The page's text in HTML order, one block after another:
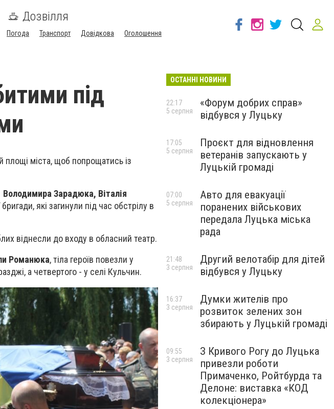
Дозвілля
Погода Транспорт Довідкова Оголошення
під
площі міста, щоб попрощатись із
Володимира Зарадюка, Віталія
які загинули під час обстрілу в
віднесли до входу в обласний театр.
Романюка, тіла героїв повезли у
а четвертого - у селі Кульчин.
ОСТАННІ НОВИНИ
«Форум добрих справ»
відбувся у Луцьку
22:17
5 серпня
Проєкт для відновлення
ветеранів запускають у
Луцькій громаді
17:05
5 серпня
Авто для евакуації
поранених військових
передала Луцька міська
рада
07:00
5 серпня
Другий велотабір для дітей
відбувся у Луцьку
21:48
3 серпня
Думки жителів про
розвиток зелених зон
збирають у Луцькій громаді
16:37
3 серпня
З Кривого Рогу до Луцька
привезли роботи
Примаченко, Ройтбурда та
Делоне: виставка «КОД
колекціонера»
09:55
3 серпня